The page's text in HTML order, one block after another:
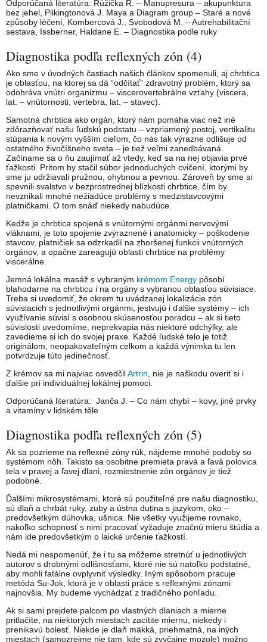
Odporúčaná literatúra: Růžička R. – Manupresura – akupunktura
bez jehel, Pilkingtonová J. Maya a Diagram group – Staré a nové
způsoby léčení, Kombercová J., Svobodová M. – Autrehabilitační
sestava, Issberner, Haldane E. – Diagnostika podle ruky
Diagnostika podľa reflexných zón (4)
Ako sme v úvodných častiach našich článkov spomenuli, aj chrbtica
je oblasťou, na ktorej sa dá “odčítať” zdravotný problém, ktorý sa
odohráva vnútri organizmu – viscerovertebrálne vzťahy (viscera,
lat. – vnútornosti, vertebra, lat. – stavec).
Samotná chrbtica ako orgán, ktorý nám pomáha viac než iné
zdôrazňovať našu ľudskú podstatu – vzpriamený postoj, vertikalitu
stúpania k novým vyšším cieľom, čo nás tak výrazne odlišuje od
ostatného živočíšneho sveta – je tiež veľmi zanedbávaná.
Začíname sa o ňu zaujímať až vtedy, keď sa na nej objavia prvé
ťažkosti. Pritom by stačil súbor jednoduchých cvičení, ktorými by
sme ju udržiavali pružnou, ohybnou a pevnou. Zároveň by sme si
spevnili svalstvo v bezprostrednej blízkosti chrbtice, čím by
nevznikali mnohé nežiadúce problémy s medzistavcovými
platničkami. O tom snáď niekedy nabudúce.
Kedže je chrbtica spojená s vnútornými orgánmi nervovými
vláknami, je toto spojenie zvýraznené i anatomicky – poškodenie
stavcov, platničiek sa odzrkadlí na zhoršenej funkcii vnútorných
orgánov, a opačne zareagujú oblasti chrbtice na problémy
viscerálne.
Jemná lokálna masáž s vybraným krémom Energy pôsobí
blahodarne na chrbticu i na orgány s vybranou oblasťou súvisiace.
Treba si uvedomiť, že okrem tu uvádzanej lokalizácie zón
súvisiacich s jednotlivými orgánmi, jestvujú i ďalšie systémy – ich
využívanie súvisí s osobnou skúsenosťou poradcu – ak si tieto
súvislosti uvedomíme, neprekvapia nás niektoré odchýlky, ale
zavedieme si ich do svojej praxe. Každé ľudské telo je totiž
originálom, neopakovateľným celkom a každá výnimka tu len
potvrdzuje túto jedinečnosť.
Z krémov sa mi najviac osvedčilArtrin , nie je naškodu overiť si i
ďalšie pri individuálnej lokálnej pomoci.
Odporúčaná literatúra: Janča J. – Co nám chybí – kovy, jiné prvky
a vitamíny v lidském těle
Diagnostika podľa reflexných zón (5)
Ak sa pozrieme na reflexné zóny rúk, nájdeme mnohé podoby so
systémom nôh. Takisto sa osobitne premieta pravá a ľavá polovica
tela v pravej a ľavej dlani, rozmiestnenie zón orgánov je tiež
podobné.
Ďalšími mikrosystémami, ktoré sú použiteľné pre našu diagnostiku,
sú dlaň a chrbát ruky, zuby a ústna dutina s jazykom, oko –
predovšetkým dúhovka, ušnica. Nie všetky využijeme rovnako,
nakoľko schopnosť s nimi pracovať vyžaduje značnú mieru štúdia a
nám ide predovšetkým o laické určenie ťažkostí.
Nedá mi nespomenúť, že i tu sa môžeme stretnúť u jednotlivých
autorov s drobnými odlišnosťami, ktoré nie sú natoľko podstatné,
aby mohli fatálne ovplyvniť výsledky. Iným spôsobom pracuje
metóda Su-Jok, ktorá je v oblasti práce s reflexnými zónami
najnovšia. My budeme vychádzať z tradičného pohľadu.
Ak si sami prejdete palcom po vlastných dlaniach a mierne
pritlačíte, na niektorých miestach zacítite miernu, niekedy i
prenikavú bolesť. Niekde je dlaň mäkká, priehmatná, na iných
miestach (samozrejme nie tam, kde sú zvyčajne mozole) možno